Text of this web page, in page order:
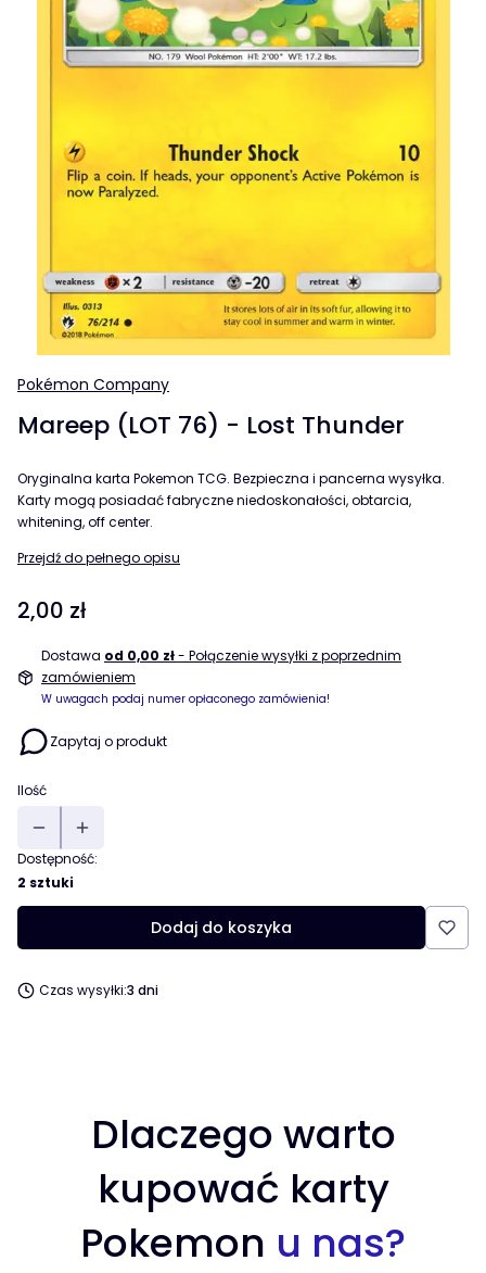
Pokémon Company
Mareep (LOT 76) - Lost Thunder
Oryginalna karta Pokemon TCG. Bezpieczna i pancerna wysyłka.
Karty mogą posiadać fabryczne niedoskonałości, obtarcia,
whitening, off center.
Przejdź do pełnego opisu
Cena
2,00 zł
Dostawa od 0,00 zł- Połączenie wysyłki z poprzednim
zamówieniem
W uwagach podaj numer opłaconego zamówienia!
Zapytaj o produkt
Ilość
Dostępność:
2 sztuki
Dodaj do koszyka
Czas wysyłki:3 dni
Dlaczego warto
kupować karty
Pokemon u nas?